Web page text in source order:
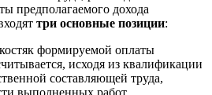
предполагаемого дохода
три основные позиции:
формируемой оплаты
исходя из квалификации
составляющей труда,
выполненных работ.